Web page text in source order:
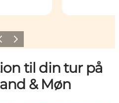
Næste
til din tur på
& Møn